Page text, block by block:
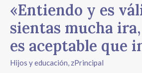
«Entiendo y es
sientas mucha
es aceptable que
Hijos y educación, zPrincipal
es
aceptable
que
insultes»